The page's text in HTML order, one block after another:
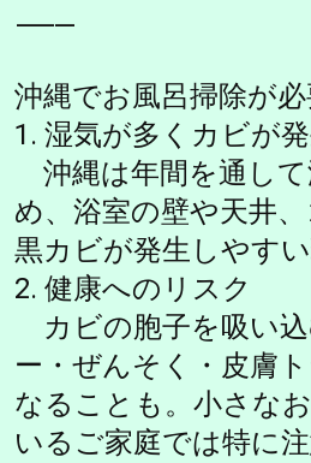
⸻
沖縄でお風呂掃除が
1. 湿気が多くカビが
沖縄は年間を通して
め、浴室の壁や天井
黒カビが発生しやすい
2. 健康へのリスク
カビの胞子を吸い
ー・ぜんそく・皮膚
なることも。小さな
いるご家庭では特に注